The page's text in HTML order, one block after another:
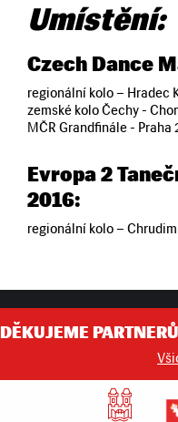
Umístění:
Czech Dance
regionální kolo – Hradec
zemské kolo Čechy -
MČR Grandfinále - Praha
Evropa 2
2016:
regionální kolo –
DĚKUJEME